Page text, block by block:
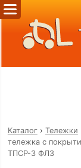
Каталог› Тележки
тележка с
ТПСР-3 ФЛЗ